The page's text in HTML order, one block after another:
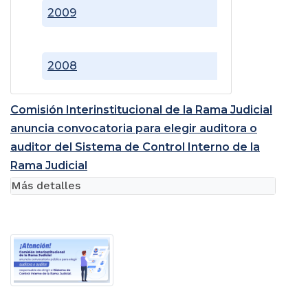
2008
2009
Comisión Interinstitucional de la Rama Judicial
anuncia convocatoria para elegir auditora o
auditor del Sistema de Control Interno de la
Rama Judicial
Más detalles